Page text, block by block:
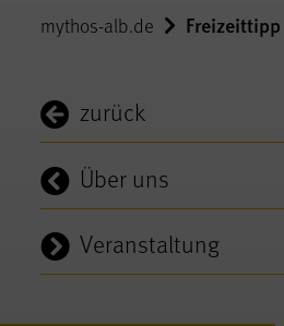
mythos-alb.de Freizeittipp
zurück
Über uns
Veranstaltung